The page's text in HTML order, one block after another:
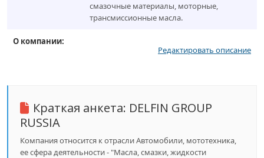
смазочные материалы, моторные,
трансмиссионные масла.
О компании:
Редактировать описание
Краткая анкета: DELFIN GROUP
RUSSIA
Компания относится к отрасли Автомобили, мототехника,
ее сфера деятельности - "Масла, смазки, жидкости